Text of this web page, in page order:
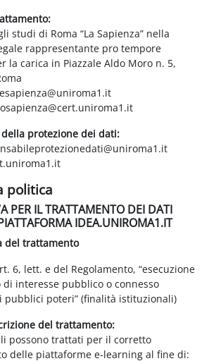
studi di Roma “La Sapienza” nella
rappresentante pro tempore
la carica in Piazzale Aldo Moro n. 5,
della protezione dei dati:
politica
PER IL TRATTAMENTO DEI DATI
IDEA.UNIROMA1.IT
del trattamento
6, lett. e del Regolamento, “esecuzione
interesse pubblico o connesso
pubblici poteri” (finalità istituzionali)
del trattamento:
possono trattati per il corretto
delle piattaforme e-learning al fine di: